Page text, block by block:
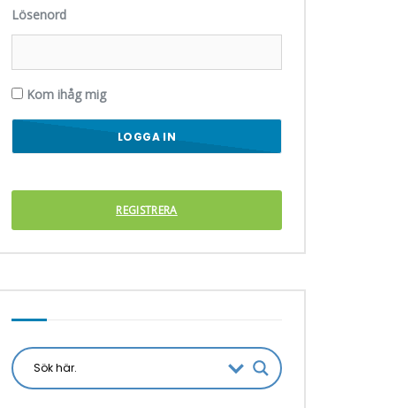
Lösenord
Kom ihåg mig
REGISTRERA